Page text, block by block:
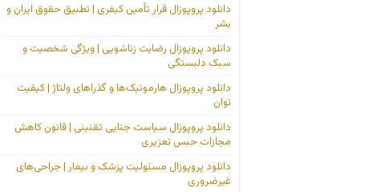
دانلود پروپوزال قرار تأمین کیفری | تطبیق حقوق ایران و
بشر
دانلود پروپوزال رضایت زناشویی | ویژگی شخصیت و
سبک دلبستگی
دانلود پروپوزال هارمونیک‌ها و گذراهای ولتاژ | کیفیت
توان
دانلود پروپوزال سیاست جنایی تقنینی | قانون کاهش
مجازات حبس تعزیری
دانلود پروپوزال مسئولیت پزشک و بیمار | جراحی‌های
غیرضروری